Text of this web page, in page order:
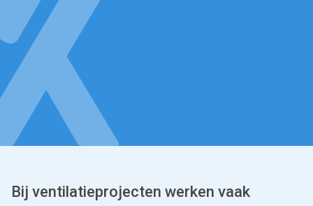
Bij ventilatieprojecten werken vaak